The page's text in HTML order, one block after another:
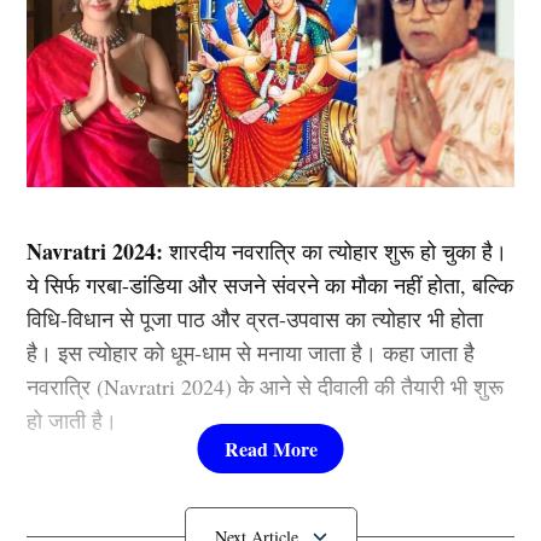
Navratri 2024:शारदीय नवरात्रि का त्योहार शुरू हो चुका है।
ये सिर्फ गरबा-डांडिया और सजने संवरने का मौका नहीं होता, बल्कि
विधि-विधान से पूजा पाठ और व्रत-उपवास का त्योहार भी होता
है। इस त्योहार को धूम-धाम से मनाया जाता है। कहा जाता है
नवरात्रि (Navratri 2024) के आने से दीवाली की तैयारी भी शुरू
हो जाती है।
दिन माता की भक्ति में लीन नजर आते हैं और पूजा-पाठ कर व्रत